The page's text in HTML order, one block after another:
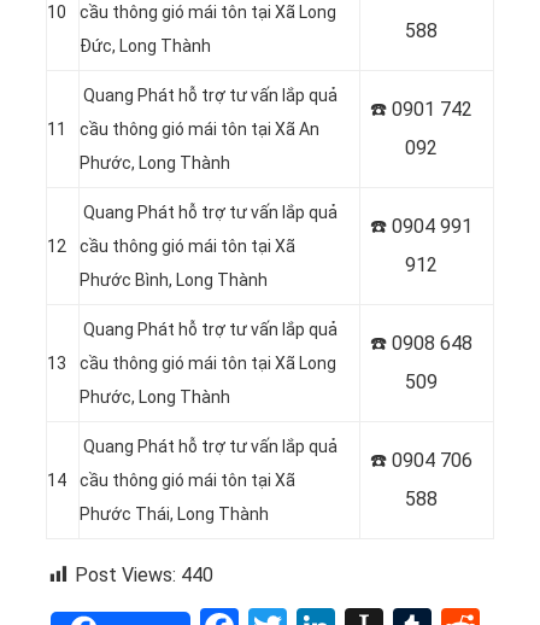
10
cầu thông gió mái tôn tại Xã Long
Đức, Long Thành
588
11
Quang Phát hỗ trợ tư vấn lắp quả
cầu thông gió mái tôn tại Xã An
Phước, Long Thành
☎️ 0901 742
092
12
Quang Phát hỗ trợ tư vấn lắp quả
cầu thông gió mái tôn tại Xã
Phước Bình, Long Thành
☎️ 0904 991
912
13
Quang Phát hỗ trợ tư vấn lắp quả
cầu thông gió mái tôn tại Xã Long
Phước, Long Thành
☎️ 0908 648
509
14
Quang Phát hỗ trợ tư vấn lắp quả
cầu thông gió mái tôn tại Xã
Phước Thái, Long Thành
☎️ 0904 706
588
Post Views: 440